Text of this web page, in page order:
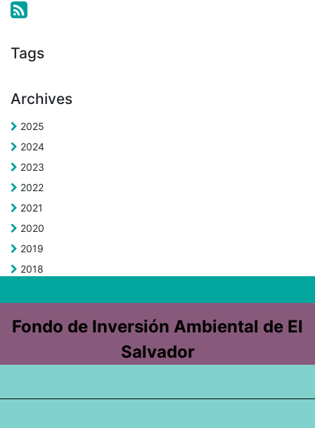
Tags
Archives
2025
2024
2023
2022
2021
2020
2019
2018
Fondo de Inversión Ambiental de El
Salvador